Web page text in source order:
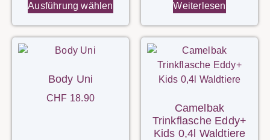
Ausführung wählen Weiterlesen
Body Uni
CHF 18.90
Camelbak
Trinkflasche Eddy+
Kids 0,4l Waldtiere